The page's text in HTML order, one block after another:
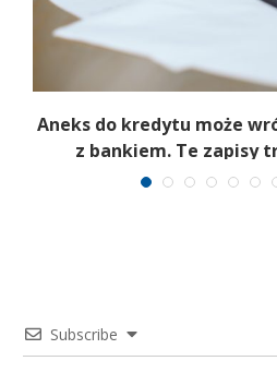
Aneks do kredytu może
z bankiem. Te zapisy
Subscribe